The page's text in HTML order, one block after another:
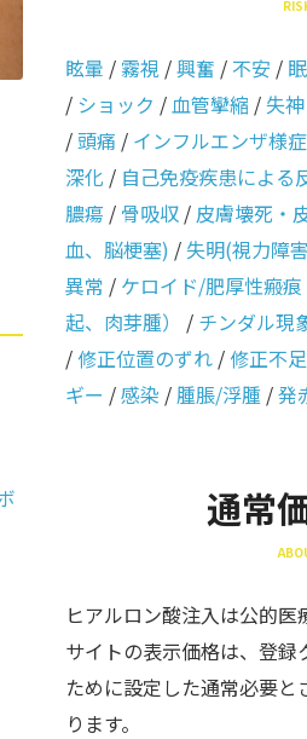
眩暈 /霧視 /興奮 / 不安 /
/ ショック /血管攣縮 /失神
/頭痛 / インフルエンザ様
深化 / 自己免疫疾患による
膿瘍 / 骨吸収 / 皮膚壊死・
血、脳梗塞) /失明(視力障
異常 / ケロイド/肥厚性瘢痕
起、肉芽腫）
/ チンダル現
/修正位置のずれ /修正不
ギー /感染 /腫脹/浮腫 /発
通常
ヒアルロン酸注入は公的医
サイトの表示価格は、登録
ために設定した通常必要
ります。